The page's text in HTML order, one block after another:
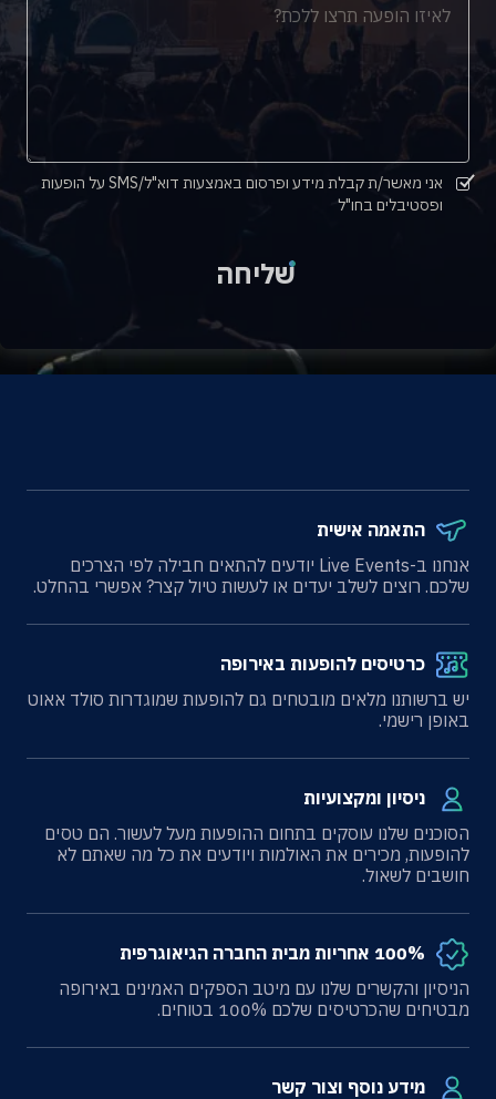
אני מאשר/ת קבלת מידע ופרסום באמצעות דוא"ל/SMS על הופעות
ופסטיבלים בחו"ל
שליחה
התאמה אישית
אנחנו ב-Live Events יודעים להתאים חבילה לפי הצרכים
שלכם. רוצים לשלב יעדים או לעשות טיול קצר? אפשרי בהחלט.
כרטיסים להופעות באירופה
יש ברשותנו מלאים מובטחים גם להופעות שמוגדרות סולד אאוט
באופן רישמי.
ניסיון ומקצועיות
הסוכנים שלנו עוסקים בתחום ההופעות מעל לעשור. הם טסים
להופעות, מכירים את האולמות ויודעים את כל מה שאתם לא
חושבים לשאול.
100% אחריות מבית החברה הגיאוגרפית
הניסיון והקשרים שלנו עם מיטב הספקים האמינים באירופה
מבטיחים שהכרטיסים שלכם 100% בטוחים.
מידע נוסף וצור קשר